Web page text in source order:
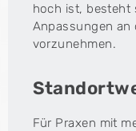
hoch ist, besteht
Anpassungen an
vorzunehmen.
Für Praxen mit